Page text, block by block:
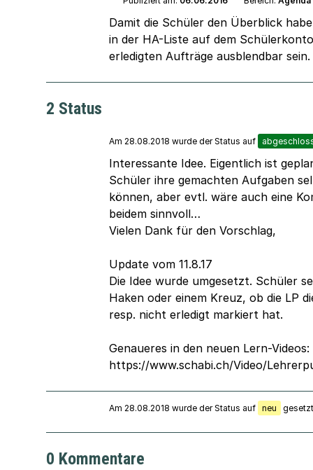
Damit die Schüler den Überblick
in der HA-Liste auf dem
erledigten Aufträge ausblendbar sein.
2 Status
Am 28.08.2018 wurde der Status auf
Interessante Idee. Eigentlich ist
Schüler ihre gemachten Aufgaben
können, aber evtl. wäre auch eine
beidem sinnvoll…
Vielen Dank für den Vorschlag,
Update vom 11.8.17
Die Idee wurde umgesetzt. Schüler
Haken oder einem Kreuz, ob die LP
resp. nicht erledigt markiert hat.
Genaueres in den neuen Lern-Videos:
https://www.schabi.ch/Video/
Am 28.08.2018 wurde der Status auf neu
0 Kommentare